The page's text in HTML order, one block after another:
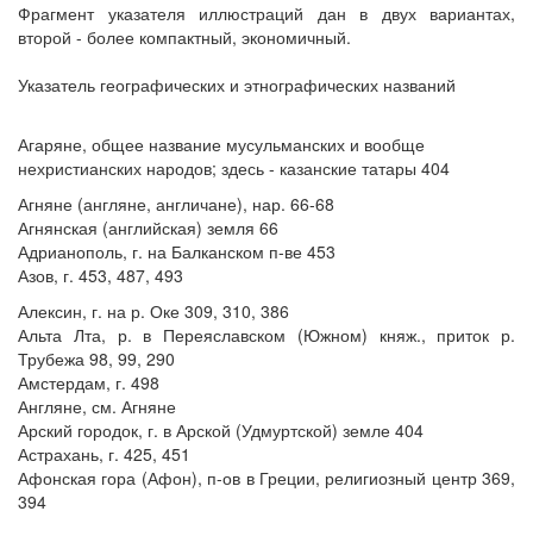
Фрагмент указателя иллюстраций дан в двух вариантах,
второй - более компактный, экономичный.
Указатель географических и этнографических названий
Агаряне, общее название мусульманских и вообще
нехристианских народов; здесь - казанские татары 404
Агняне (англяне, англичане), нар. 66-68
Агнянская (английская) земля 66
Адрианополь, г. на Балканском п-ве 453
Азов, г. 453, 487, 493
Алексин, г. на р. Оке 309, 310, 386
Альта Лта, р. в Переяславском (Южном) княж., приток р.
Трубежа 98, 99, 290
Амстердам, г. 498
Англяне, см. Агняне
Арский городок, г. в Арской (Удмуртской) земле 404
Астрахань, г. 425, 451
Афонская гора (Афон), п-ов в Греции, религиозный центр 369,
394